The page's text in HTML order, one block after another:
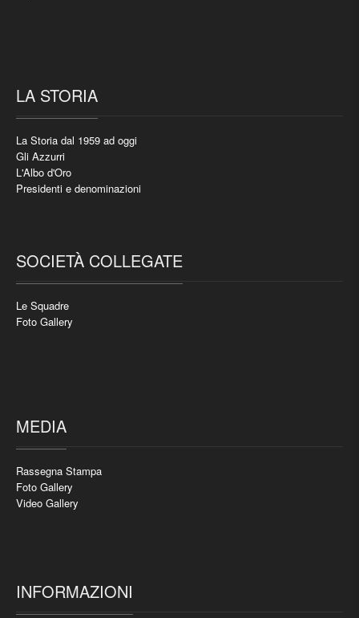
LA STORIA
La Storia dal 1959 ad oggi
Gli Azzurri
L'Albo d'Oro
Presidenti e denominazioni
SOCIETÀ COLLEGATE
Le Squadre
Foto Gallery
MEDIA
Rassegna Stampa
Foto Gallery
Video Gallery
INFORMAZIONI